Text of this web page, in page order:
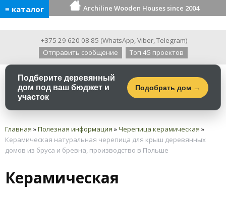
≡ каталог Archiline Wooden Houses since 2004
+375 29 620 08 85 (WhatsApp,Viber,Telegram)
Отправить сообщение
Топ 45 проектов
Подберите деревянный
дом под ваш бюджет и
участок
Подобрать дом →
Главная »Полезная информация »Черепица керамическая »
Керамическая натуральная черепица для крыш деревянных
домов из бруса и бревна, производство в Польше
Керамическая